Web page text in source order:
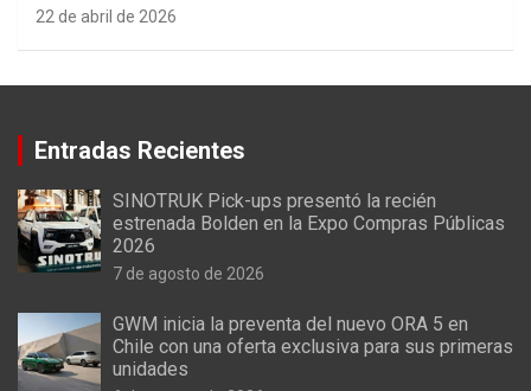
22 de abril de 2026
Entradas Recientes
SINOTRUK Pick-ups presentó la recién
estrenada Bolden en la Expo Compras Públicas
2026
7 de agosto de 2026
GWM inicia la preventa del nuevo ORA 5 en
Chile con una oferta exclusiva para sus primeras
unidades